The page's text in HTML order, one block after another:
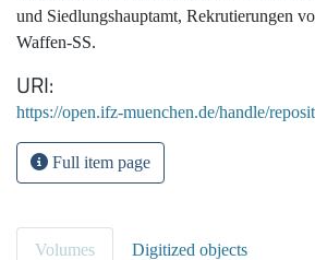
und Siedlungshauptamt, Rekrutierungen
Waffen-SS.
URI
https://open.ifz-muenchen.de/handle/
Full item page
Volumes Digitized objects